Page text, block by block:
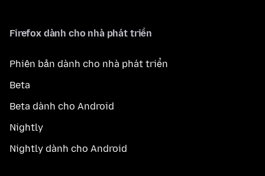
Firefox dành cho nhà phát triển
Phiên bản dành cho nhà phát triển
Beta
Beta dành cho Android
Nightly
Nightly dành cho Android